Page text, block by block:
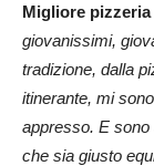
Migliore pizzeria
giovanissimi,
tradizione, dalla
itinerante, mi
appresso. E
che sia giusto